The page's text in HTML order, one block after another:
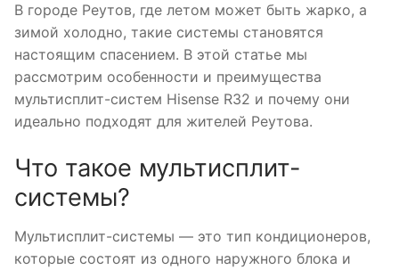
В городе Реутов, где летом может быть жарко, а
зимой холодно, такие системы становятся
настоящим спасением. В этой статье мы
рассмотрим особенности и преимущества
мультисплит-систем Hisense R32 и почему они
идеально подходят для жителей Реутова.
Что такое мультисплит-
системы?
Мультисплит-системы — это тип кондиционеров,
которые состоят из одного наружного блока и